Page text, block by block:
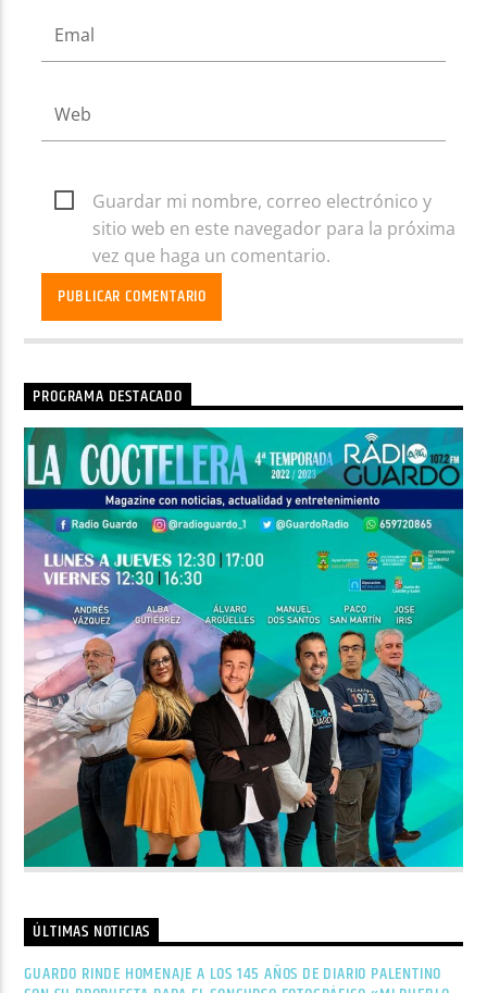
Guardar mi nombre, correo electrónico y
sitio web en este navegador para la próxima
vez que haga un comentario.
PROGRAMA DESTACADO
ÚLTIMAS NOTICIAS
GUARDO RINDE HOMENAJE A LOS 145 AÑOS DE DIARIO PALENTINO